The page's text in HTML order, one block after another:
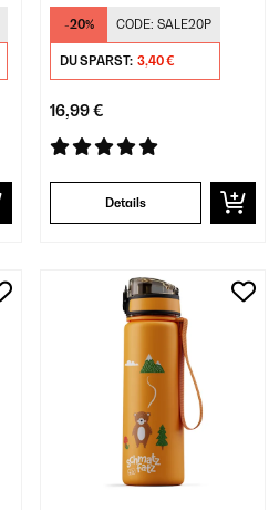
-20% CODE: SALE20P
DU SPARST: 3,40 €
16,99 €
Details